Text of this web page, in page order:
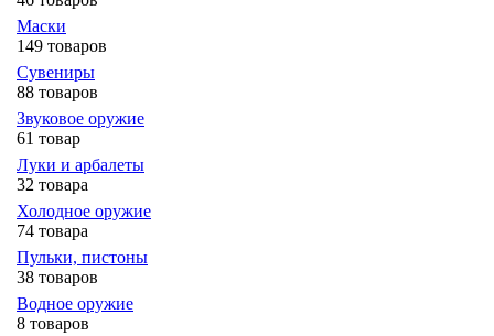
Маски
149 товаров
Сувениры
88 товаров
Звуковое оружие
61 товар
Луки и арбалеты
32 товара
Холодное оружие
74 товара
Пульки, пистоны
38 товаров
Водное оружие
8 товаров